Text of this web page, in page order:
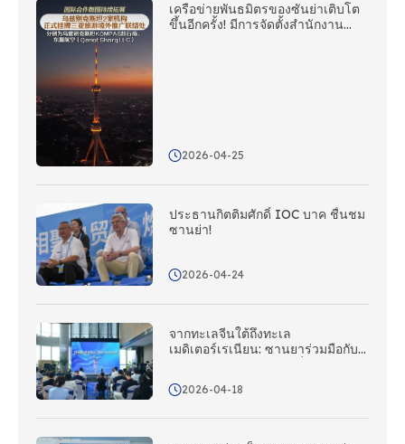
เครือข่ายพันธมิตรของซันย่าเติบโต
ขึ้นอีกครั้ง! มีการจัดตั้งสํานักงาน
2026-04-25
ประธานกิตติมศักดิ์ IOC บาค ชื่นชม
ซานย่า!
2026-04-24
จากทะเลจีนใต้ถึงทะเล
เมดิเตอร์เรเนียน: ซานยาร่วมมือกับ
อิตาลี; สถานี Silk Road เปิดตัวใน
วันนี้2026-04-18